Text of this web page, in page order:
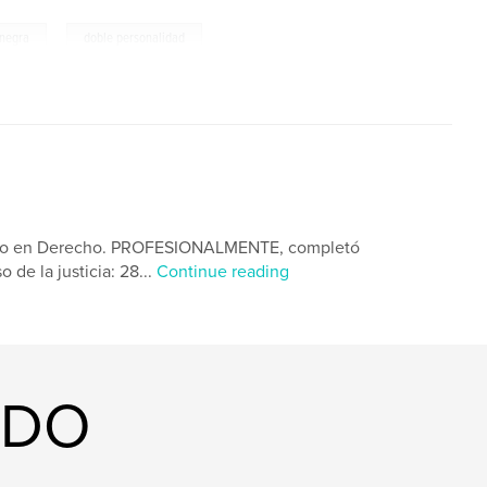
en Derecho. PROFESIONALMENTE, completó
de la justicia: 28... Continue reading